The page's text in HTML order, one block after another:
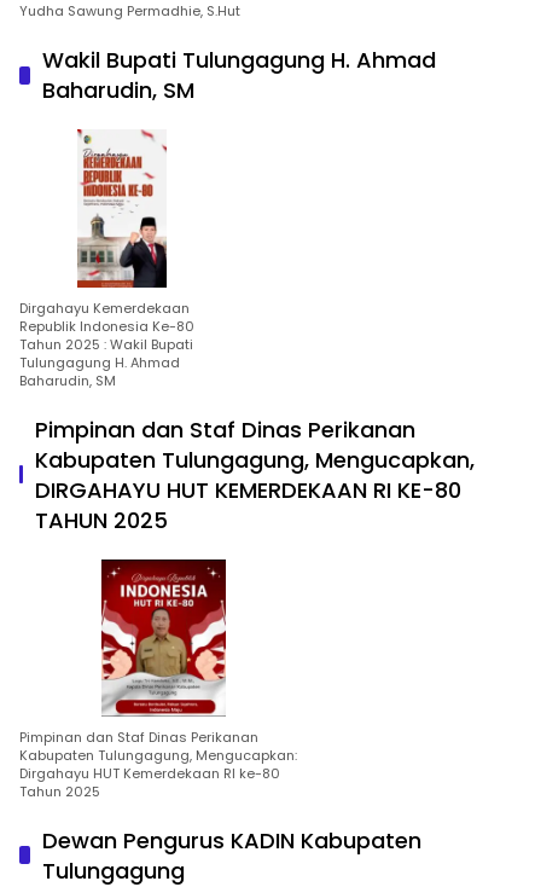
Yudha Sawung Permadhie, S.Hut
Wakil Bupati Tulungagung H. Ahmad
Baharudin, SM
Dirgahayu Kemerdekaan
Republik Indonesia Ke-80
Tahun 2025 : Wakil Bupati
Tulungagung H. Ahmad
Baharudin, SM
Pimpinan dan Staf Dinas Perikanan
Kabupaten Tulungagung, Mengucapkan,
DIRGAHAYU HUT KEMERDEKAAN RI KE-80
TAHUN 2025
Pimpinan dan Staf Dinas Perikanan
Kabupaten Tulungagung, Mengucapkan:
Dirgahayu HUT Kemerdekaan RI ke-80
Tahun 2025
Dewan Pengurus KADIN Kabupaten
Tulungagung